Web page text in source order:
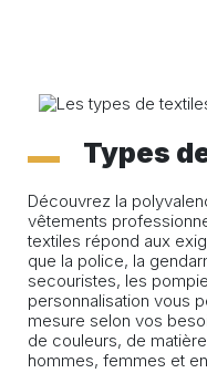
Types
Découvrez la
vêtements
textiles répond aux
que la police, la
secouristes, les
personnalisation vous
mesure selon vos
de couleurs, de
hommes, femmes et